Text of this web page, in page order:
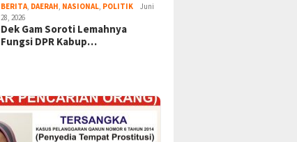
BERITA DAERAH NASIONAL POLITIK
Juni
28, 2026
Dek Gam Soroti Lemahnya
Fungsi DPR Kabup…